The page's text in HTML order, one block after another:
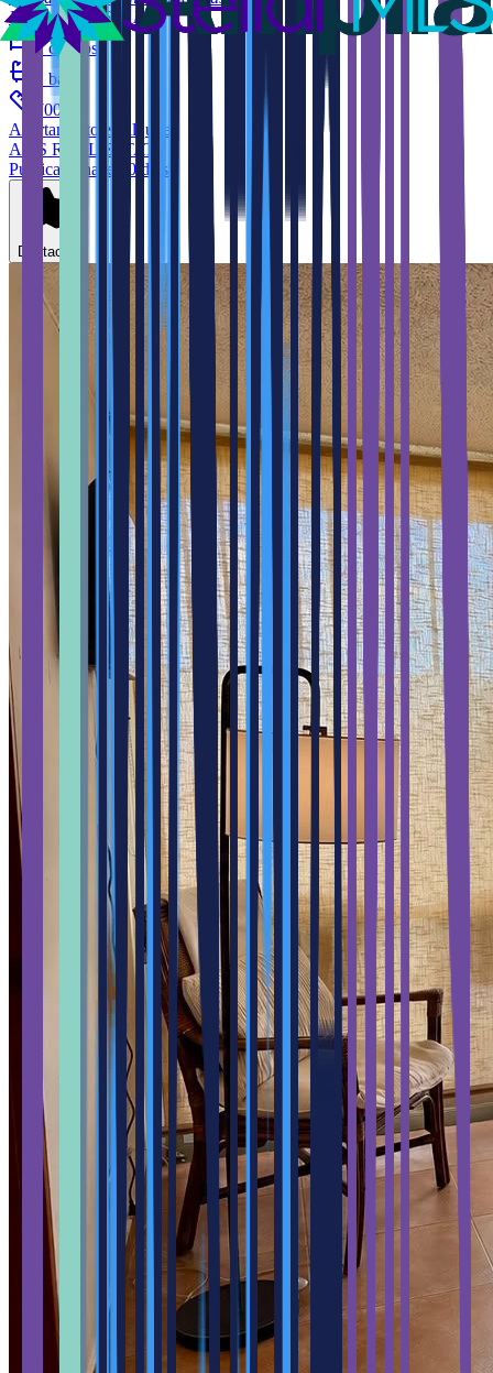
Mayaguez 00680PR
2 cuartos
baño
700
Apartamento
en alquiler
APIS REAL ESTATE
Publicado hace 10 días
Destacar